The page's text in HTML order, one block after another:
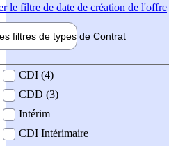
le filtre de date de création de l'offre
filtres de types de Contrat
contrat
CDI (4)
CDD (3)
Intérim
CDI Intérimaire